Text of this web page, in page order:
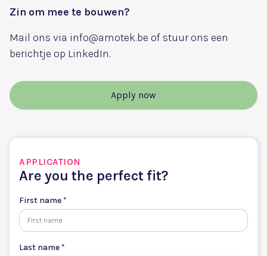
Zin om mee te bouwen?
Mail ons via info@amotek.be of stuur ons een
berichtje op LinkedIn.
Apply now
APPLICATION
Are you the perfect fit?
First name *
Last name *